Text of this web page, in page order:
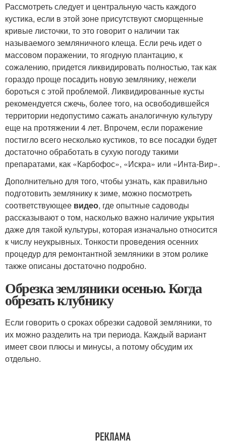
Рассмотреть следует и центральную часть каждого
кустика, если в этой зоне присутствуют сморщенные
кривые листочки, то это говорит о наличии так
называемого земляничного клеща. Если речь идет о
массовом поражении, то ягодную плантацию, к
сожалению, придется ликвидировать полностью, так как
гораздо проще посадить новую землянику, нежели
бороться с этой проблемой. Ликвидированные кусты
рекомендуется сжечь, более того, на освободившейся
территории недопустимо сажать аналогичную культуру
еще на протяжении 4 лет. Впрочем, если поражение
постигло всего несколько кустиков, то все посадки будет
достаточно обработать в сухую погоду такими
препаратами, как «Карбофос», «Искра» или «Инта-Вир».
Дополнительно для того, чтобы узнать, как правильно
подготовить землянику к зиме, можно посмотреть
соответствующее видео, где опытные садоводы
рассказывают о том, насколько важно наличие укрытия
даже для такой культуры, которая изначально относится
к числу неукрывных. Тонкости проведения осенних
процедур для ремонтантной земляники в этом ролике
также описаны достаточно подробно.
Обрезка земляники осенью. Когда
обрезать клубнику
Если говорить о сроках обрезки садовой земляники, то
их можно разделить на три периода. Каждый вариант
имеет свои плюсы и минусы, а потому обсудим их
отдельно.